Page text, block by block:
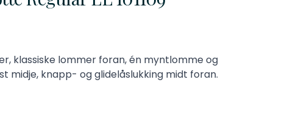
klassiske lommer foran, én myntlomme og
midje, knapp- og glidelåslukking midt foran.